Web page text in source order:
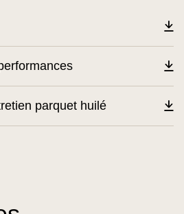
parquet huilé